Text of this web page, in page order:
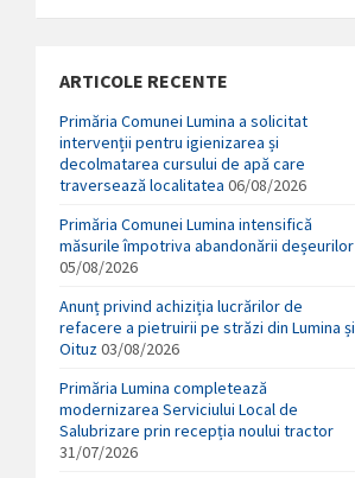
ARTICOLE RECENTE
Primăria Comunei Lumina a solicitat
intervenții pentru igienizarea și
decolmatarea cursului de apă care
traversează localitatea 06/08/2026
Primăria Comunei Lumina intensifică
măsurile împotriva abandonării deșeurilor
05/08/2026
Anunț privind achiziția lucrărilor de
refacere a pietruirii pe străzi din Lumina și
Oituz 03/08/2026
Primăria Lumina completează
modernizarea Serviciului Local de
Salubrizare prin recepția noului tractor
31/07/2026